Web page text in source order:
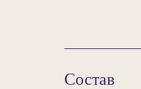
Состав